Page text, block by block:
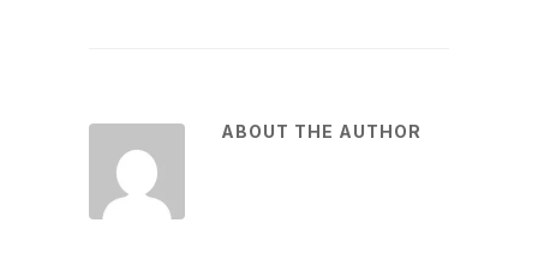
ABOUT THE AUTHOR